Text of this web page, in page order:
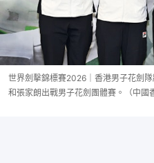
世界劍擊錦標賽2026｜香港男子花劍
和張家朗出戰男子花劍團體賽。（中國